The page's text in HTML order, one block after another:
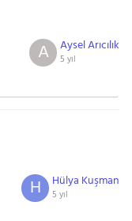
Aysel Arıcılık
5 yıl
A
Hülya Kuşman
5 yıl
H